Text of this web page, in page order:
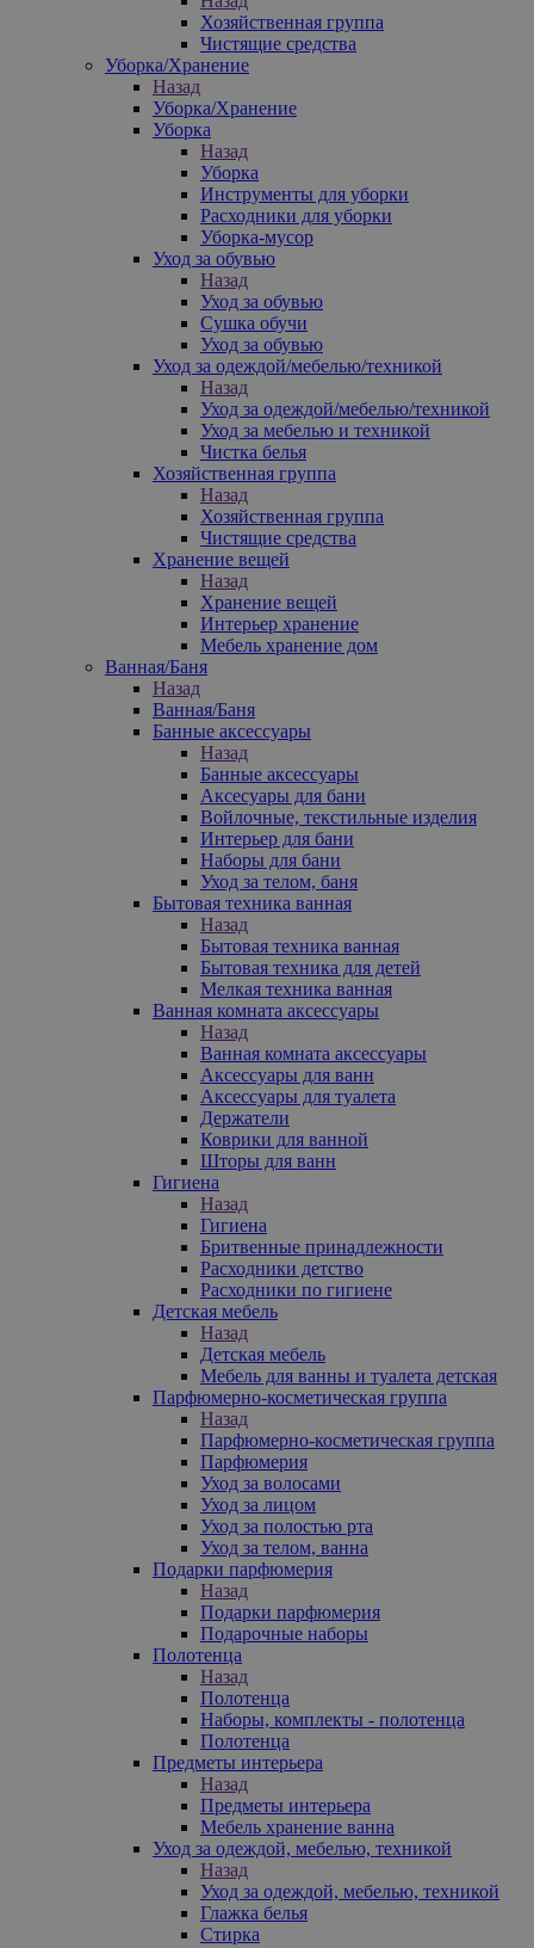
Хозяйственная группа
Чистящие средства
Уборка/Хранение
Назад
Уборка/Хранение
Уборка
Назад
Уборка
Инструменты для уборки
Расходники для уборки
Уборка-мусор
Уход за обувью
Назад
Уход за обувью
Сушка обучи
Уход за обувью
Уход за одеждой/мебелью/техникой
Назад
Уход за одеждой/мебелью/техникой
Уход за мебелью и техникой
Чистка белья
Хозяйственная группа
Назад
Хозяйственная группа
Чистящие средства
Хранение вещей
Назад
Хранение вещей
Интерьер хранение
Мебель хранение дом
Ванная/Баня
Назад
Ванная/Баня
Банные аксессуары
Назад
Банные аксессуары
Аксесуары для бани
Войлочные, текстильные изделия
Интерьер для бани
Наборы для бани
Уход за телом, баня
Бытовая техника ванная
Назад
Бытовая техника ванная
Бытовая техника для детей
Мелкая техника ванная
Ванная комната аксессуары
Назад
Ванная комната аксессуары
Аксессуары для ванн
Аксессуары для туалета
Держатели
Коврики для ванной
Шторы для ванн
Гигиена
Назад
Гигиена
Бритвенные принадлежности
Расходники детство
Расходники по гигиене
Детская мебель
Назад
Детская мебель
Мебель для ванны и туалета детская
Парфюмерно-косметическая группа
Назад
Парфюмерно-косметическая группа
Парфюмерия
Уход за волосами
Уход за лицом
Уход за полостью рта
Уход за телом, ванна
Подарки парфюмерия
Назад
Подарки парфюмерия
Подарочные наборы
Полотенца
Назад
Полотенца
Наборы, комплекты - полотенца
Полотенца
Предметы интерьера
Назад
Предметы интерьера
Мебель хранение ванна
Уход за одеждой, мебелью, техникой
Назад
Уход за одеждой, мебелью, техникой
Глажка белья
Стирка